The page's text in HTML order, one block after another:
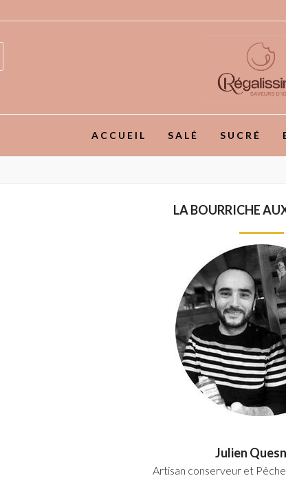
ACCUEIL SALÉ SUCRÉ
LA BOURRICHE
Julien
Artisan conserveur et